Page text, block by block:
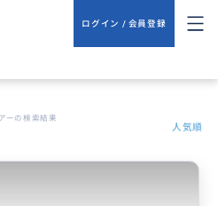
ログイン / 会員登録
ーの検索結果
人気順